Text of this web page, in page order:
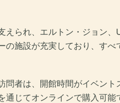
られ、エルトン・ジョン
施設が充実しており、す
者は、開館時間がイベン
じてオンラインで購入可能